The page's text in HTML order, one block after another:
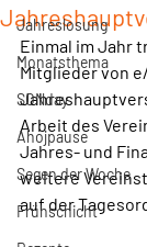
Jahreslosung
Monatsthema
SONday
Ahojpause
Segen der Woche
Frühschicht
Einmal im Jahr
Mitglieder von
Arbeit des
Jahres- und
weitere
auf der